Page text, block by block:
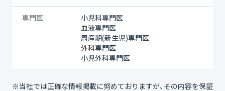
専門医
小児科専門医
血液専門医
周産期(新生児)専門医
外科専門医
小児外科専門医
※当社では正確な情報掲載に努めておりますが、その内容を保証